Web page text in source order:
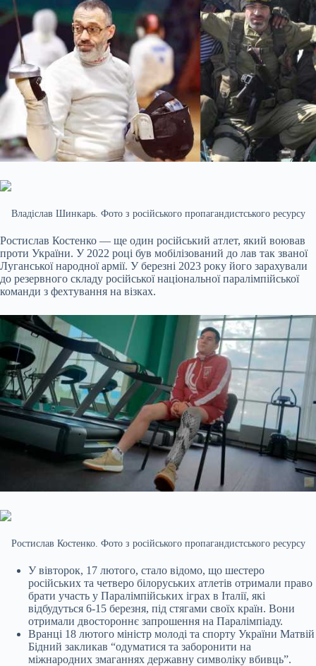
Владіслав Шинкарь. Фото з російського пропагандистського ресурсу
Ростислав Костенко — ще один російський атлет, який воював
проти України. У 2022 році був мобілізований до лав так званої
Луганської народної армії. У березні 2023 року його зарахували
до резервного складу російської національної паралімпійської
команди з фехтування на візках.
Ростислав Костенко. Фото з російського пропагандистського ресурсу
У вівторок, 17 лютого, стало відомо, що шестеро
російських та четверо білоруських атлетів отримали право
брати участь у Паралімпійських іграх в Італії, які
відбудуться 6-15 березня, під стягами своїх країн. Вони
отримали двостороннє запрошення на Паралімпіаду.
Вранці 18 лютого міністр молоді та спорту України Матвій
Бідний закликав “одуматися та заборонити на
міжнародних змаганнях державну символіку вбивць”.